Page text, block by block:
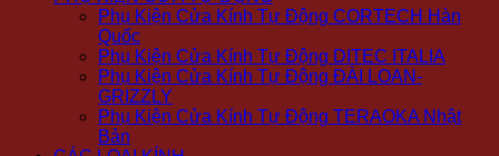
Phụ Kiện Cửa Kính Tự Động CORTECH Hàn
Quốc
Phụ Kiện Cửa Kính Tự Động DITEC ITALIA
Phụ Kiện Cửa Kính Tự Động ĐÀI LOAN-
GRIZZLY
Phụ Kiện Cửa Kính Tự Động TERAOKA Nhật
Bản